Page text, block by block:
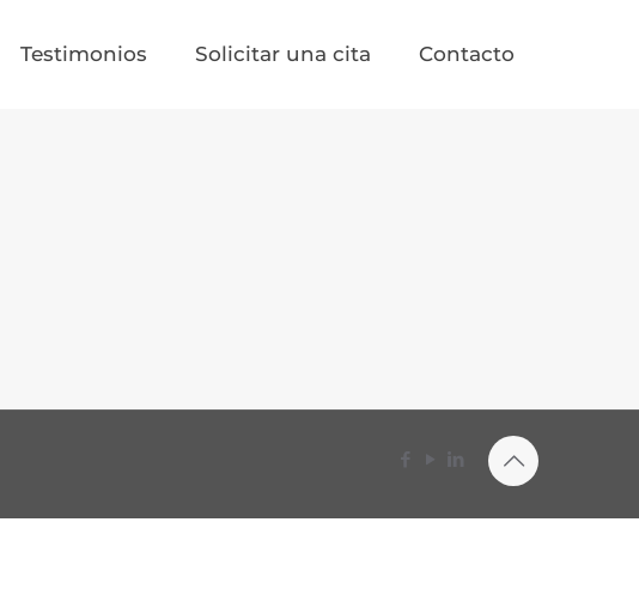
Testimonios Solicitar una cita Contacto